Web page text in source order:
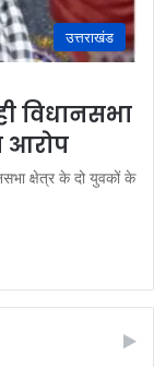
उत्तराखंड
विधानसभा
आरोप
क्षेत्र के दो युवकों के